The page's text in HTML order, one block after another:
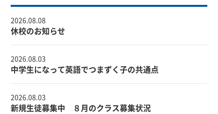
休校のお知らせ
2026.08.08
中学生になって英語でつまずく子の共通点
2026.08.03
新規生徒募集中 ８月のクラス募集状況
2026.08.03